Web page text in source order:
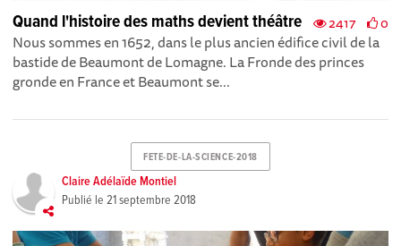
2417 0
Quand l'histoire des maths devient théâtre
Nous sommes en 1652, dans le plus ancien édifice civil de la
bastide de Beaumont de Lomagne. La Fronde des princes
gronde en France et Beaumont se...
FETE-DE-LA-SCIENCE-2018
Claire Adélaïde Montiel
Publié le21 septembre 2018